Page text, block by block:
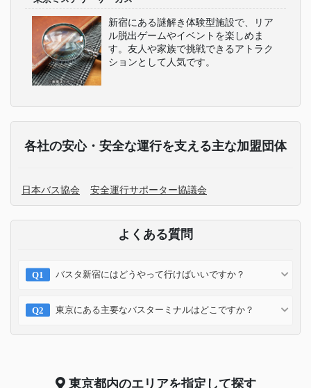
新宿にある謎解き体験型施設で、リア
ル脱出ゲームやイベントを楽しめま
す。友人や家族で挑戦できるアトラク
ションとして人気です。
各社の安心・安全な運行を支える主な加盟団体
日本バス協会 安全運行サポーター協議会
よくある質問
バスタ新宿にはどうやって行けばいいですか？
東京にある主要なバスターミナルはどこですか？
東京都内のエリアを指定して探す